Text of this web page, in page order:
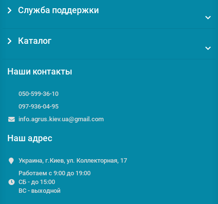
Служба поддержки
Каталог
Наши контакты
050-599-36-10
097-936-04-95
info.agrus.kiev.ua@gmail.com
Наш адрес
Украина, г.Киев, ул. Коллекторная, 17
Работаем с 9:00 до 19:00
СБ - до 15:00
ВС - выходной